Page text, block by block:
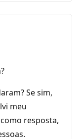
Se sim,
meu
resposta,